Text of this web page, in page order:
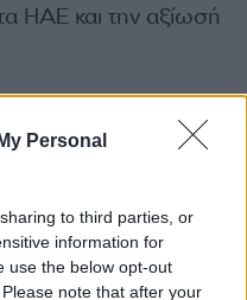
Personal
to third parties, or
information for
use the below opt-out
note that after your
ΗΑΕ και την αξίωσή
δράση, όλες οι
περιφερειακής
πρόσθεσε.